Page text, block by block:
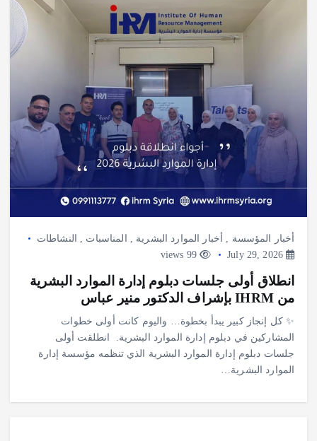
أخبار المؤسسة , أخبار الموارد البشرية , المناسبات ,
النشاطات
July 29, 2026
99 views
انطلاق أولى جلسات دبلوم إدارة الموارد البشرية
من IHRM بإشراف الدكتور منير عباس
✨ كل إنجاز كبير يبدأ بخطوة… واليوم كانت أولى خطوات
المشاركين في دبلوم إدارة الموارد البشرية. ‎ ‎انطلقت أولى
جلسات دبلوم إدارة الموارد البشرية الذي تنظمه مؤسسة إدارة
الموارد البشرية…